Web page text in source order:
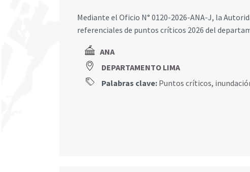
Mediante el Oficio N° 0120-2026-ANA-J, la
referenciales de puntos críticos 2026 del
ANA
DEPARTAMENTO LIMA
Palabras clave: Puntos críticos,